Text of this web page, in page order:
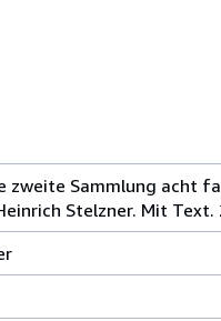
zweite Sammlung acht
Stelzner. Mit Text.